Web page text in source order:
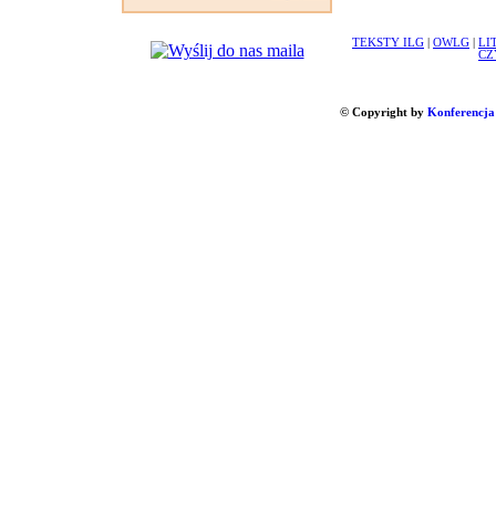
TEKSTY ILG OWLG
© Copyright by Konferencja